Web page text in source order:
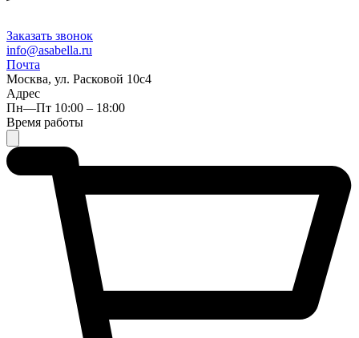
Заказать звонок
info@asabella.ru
Почта
Москва, ул. Расковой 10с4
Адрес
Пн—Пт 10:00 – 18:00
Время работы